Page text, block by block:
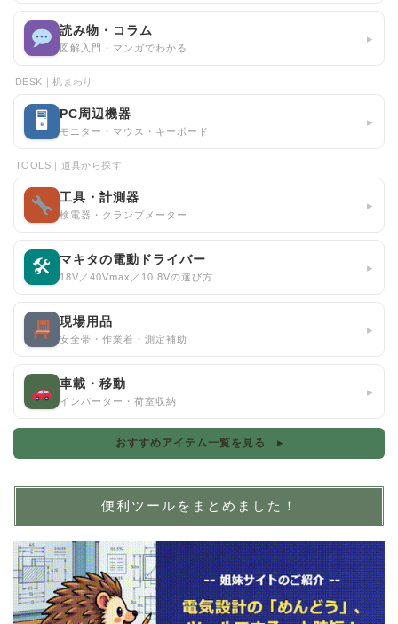
読み物・コラム
図解入門・マンガでわかる
▸
DESK｜机まわり
🖥 PC周辺機器
モニター・マウス・キーボード
▸
TOOLS｜道具から探す
工具・計測器
検電器・クランプメーター
▸
🛠 マキタの電動ドライバー
18V／40Vmax／10.8Vの選び方
▸
現場用品
安全帯・作業着・測定補助
▸
車載・移動
インバーター・荷室収納
▸
おすすめアイテム一覧を見る ▸
便利ツールをまとめました！